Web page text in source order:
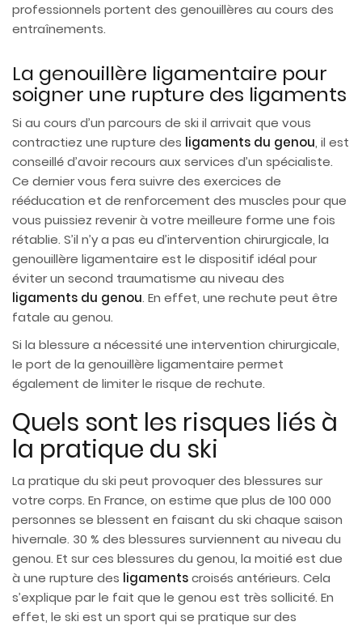
professionnels portent des genouillères au cours des
entraînements.
La genouillère ligamentaire pour
soigner une rupture des ligaments
Si au cours d’un parcours de ski il arrivait que vous
contractiez une rupture des ligaments du genou, il est
conseillé d’avoir recours aux services d’un spécialiste.
Ce dernier vous fera suivre des exercices de
rééducation et de renforcement des muscles pour que
vous puissiez revenir à votre meilleure forme une fois
rétablie. S’il n’y a pas eu d’intervention chirurgicale, la
genouillère ligamentaire est le dispositif idéal pour
éviter un second traumatisme au niveau des
ligaments du genou. En effet, une rechute peut être
fatale au genou.
Si la blessure a nécessité une intervention chirurgicale,
le port de la genouillère ligamentaire permet
également de limiter le risque de rechute.
Quels sont les risques liés à
la pratique du ski
La pratique du ski peut provoquer des blessures sur
votre corps. En France, on estime que plus de 100 000
personnes se blessent en faisant du ski chaque saison
hivernale. 30 % des blessures surviennent au niveau du
genou. Et sur ces blessures du genou, la moitié est due
à une rupture des ligamentscroisés antérieurs. Cela
s’explique par le fait que le genou est très sollicité. En
effet, le ski est un sport qui se pratique sur des